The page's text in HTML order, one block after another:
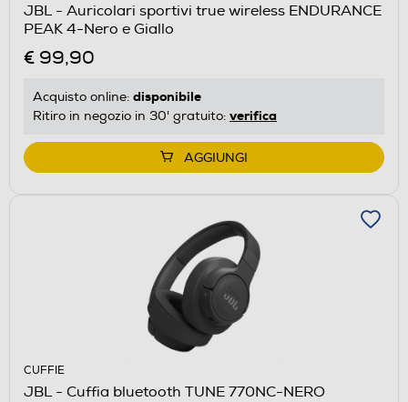
JBL - Auricolari sportivi true wireless ENDURANCE
PEAK 4-Nero e Giallo
€ 99,90
Acquisto online: disponibile
Ritiro in negozio in 30' gratuito: verifica
AGGIUNGI
CUFFIE
JBL - Cuffia bluetooth TUNE 770NC-NERO